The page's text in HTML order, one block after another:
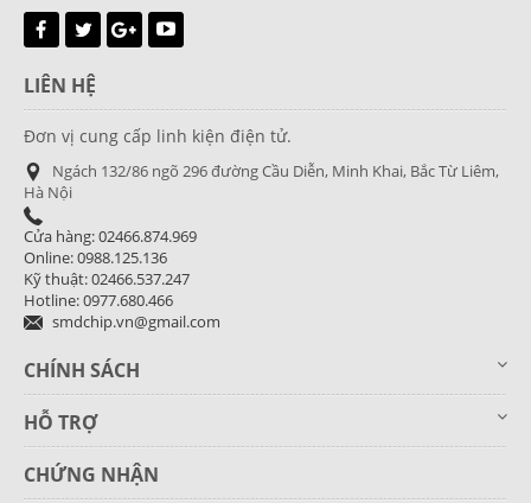
LIÊN HỆ
Đơn vị cung cấp linh kiện điện tử.
Ngách 132/86 ngõ 296 đường Cầu Diễn, Minh Khai, Bắc Từ Liêm,
Hà Nội
Cửa hàng: 02466.874.969
Online: 0988.125.136
Kỹ thuật: 02466.537.247
Hotline: 0977.680.466
smdchip.vn@gmail.com
CHÍNH SÁCH
HỖ TRỢ
CHỨNG NHẬN